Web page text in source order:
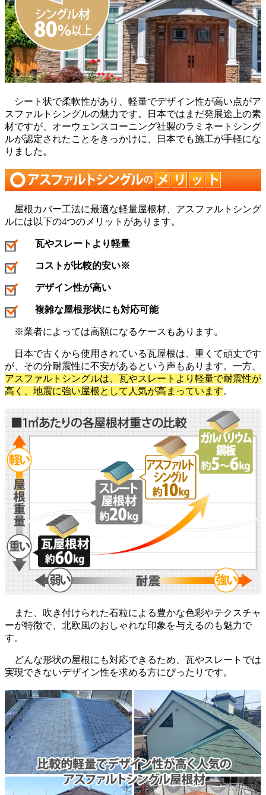
シート状で柔軟性があり、軽量でデザイン性が高い点がア
スファルトシングルの魅力です。日本ではまだ発展途上の素
材ですが、オーウェンスコーニング社製のラミネートシング
ルが認定されたことをきっかけに、日本でも施工が手軽にな
りました。
屋根カバー工法に最適な軽量屋根材、アスファルトシング
ルには以下の4つのメリットがあります。
瓦やスレートより軽量
コストが比較的安い※
デザイン性が高い
複雑な屋根形状にも対応可能
※業者によっては高額になるケースもあります。
日本で古くから使用されている瓦屋根は、重くて頑丈です
が、その分耐震性に不安があるという声もあります。一方、
アスファルトシングルは、瓦やスレートより軽量で耐震性が
高く、地震に強い屋根として人気が高まっています。
また、吹き付けられた石粒による豊かな色彩やテクスチャ
ーが特徴で、北欧風のおしゃれな印象を与えるのも魅力で
す。
どんな形状の屋根にも対応できるため、瓦やスレートでは
実現できないデザイン性を求める方にぴったりです。